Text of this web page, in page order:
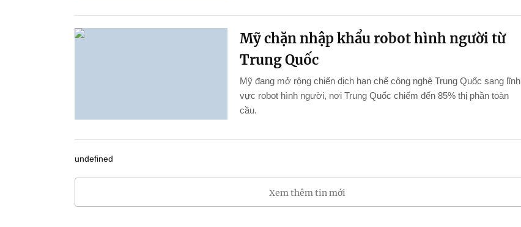
Mỹ chặn nhập khẩu robot hình người từ
Trung Quốc
Mỹ đang mở rộng chiến dịch hạn chế công nghệ Trung Quốc sang lĩnh
vực robot hình người, nơi Trung Quốc chiếm đến 85% thị phần toàn
cầu.
undefined
Xem thêm tin mới